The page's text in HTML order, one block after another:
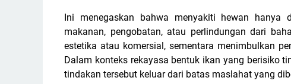
Ini menegaskan bahwa menyakiti hewan hanya
makanan, pengobatan, atau perlindungan dari
estetika atau komersial, sementara menimbulkan
Dalam konteks rekayasa bentuk ikan yang berisiko
tindakan tersebut keluar dari batas maslahat yang